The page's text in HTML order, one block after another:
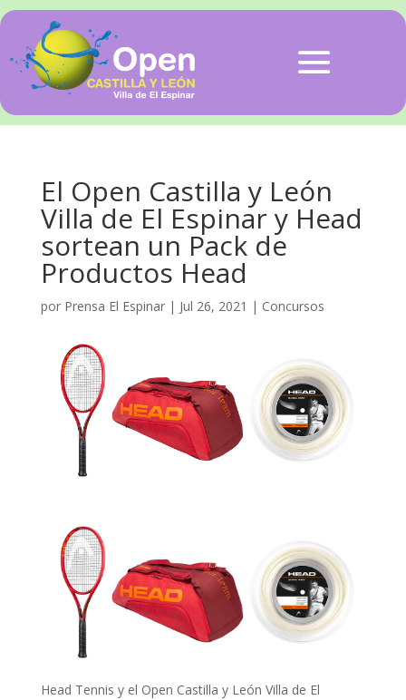
El Open Castilla y León
Villa de El Espinar y Head
sortean un Pack de
Productos Head
por Prensa El Espinar| Jul 26, 2021 | Concursos
Head Tennis y el Open Castilla y León Villa de El